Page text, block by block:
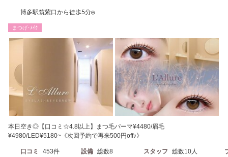
博多駅筑紫口から徒歩5分◎
まつげ･ﾒｲｸ
本日空き◎【口コミ☆4.8以上】まつ毛パーマ¥4480/眉毛
¥4980/LED¥5180~《次回予約で再来500円off♪》
口コミ 453件 設備 総数8 スタッフ 総数10人